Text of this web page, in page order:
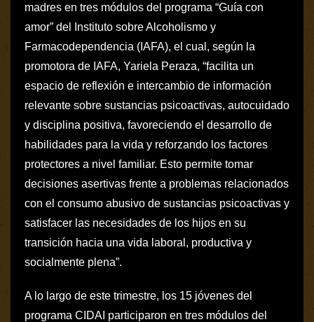
madres en tres módulos del programa “Guía con
amor” del Instituto sobre Alcoholismo y
Farmacodependencia (IAFA), el cual, según la
promotora de IAFA, Yariela Peraza, “facilita un
espacio de reflexión e intercambio de información
relevante sobre sustancias psicoactivas, autocuidado
y disciplina positiva, favoreciendo el desarrollo de
habilidades para la vida y reforzando los factores
protectores a nivel familiar. Esto permite tomar
decisiones asertivas frente a problemas relacionados
con el consumo abusivo de sustancias psicoactivas y
satisfacer las necesidades de los hijos en su
transición hacia una vida laboral, productiva y
socialmente plena”.
A lo largo de este trimestre, los 15 jóvenes del
programa CIDAI participaron en tres módulos del